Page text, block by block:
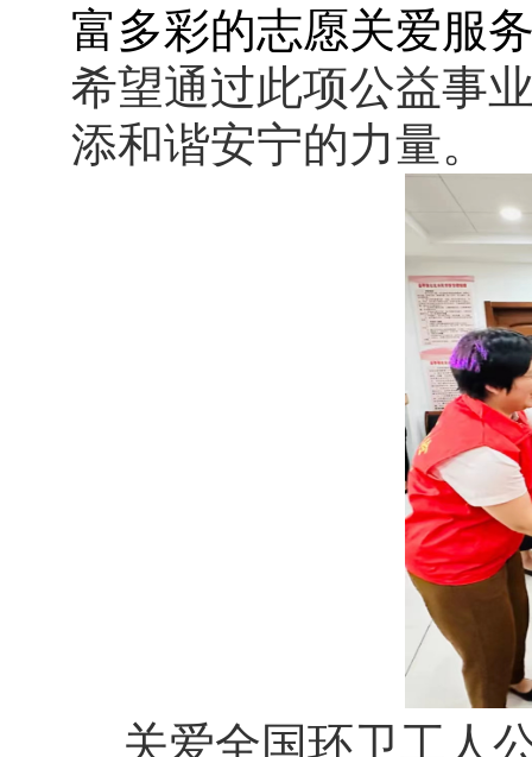
富多彩的志愿关爱服
希望通过此项公益事
添和谐安宁的力量。
关爱全国环卫工人